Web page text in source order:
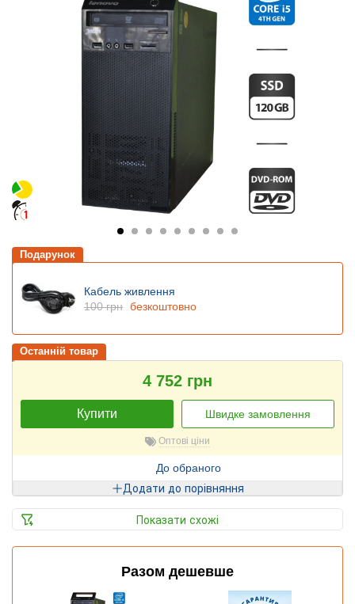
Подарунок
Кабель живлення
100 грн безкоштовно
Останній товар
4 752 грн
Купити Швидке замовлення
Оптові ціни
До обраного
Додати до порівняння
Показати схожі
Разом дешевше